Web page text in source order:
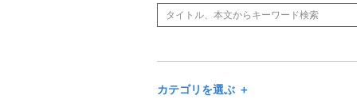
カテゴリを選ぶ ＋